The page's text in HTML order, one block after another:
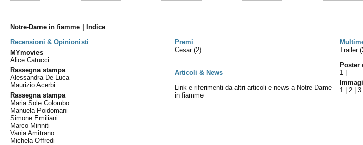
Notre-Dame in fiamme | Indice
Recensioni & Opinionisti
Premi
MYmovies
Alice Catucci
Rassegna stampa
Alessandra De Luca
Maurizio Acerbi
Rassegna stampa
Maria Sole Colombo
Manuela Poidomani
Simone Emiliani
Marco Minniti
Vania Amitrano
Michela Offredi
Cesar(2)
Articoli & News
Link e riferimenti da altri articoli e news a Notre-Dame
in fiamme
Trailer
Poster
1
1 |2 |3